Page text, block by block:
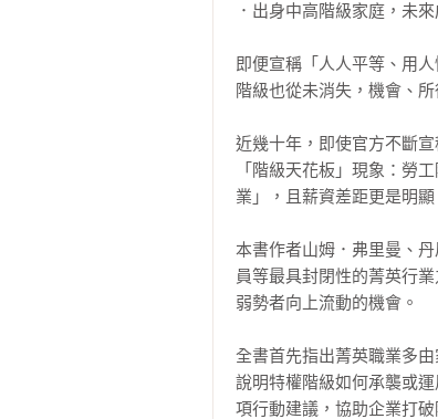
．出身中高階級家庭，未
即便宣稱「人人平等、用
階級也從未消失，機會、
近幾十年，即使官方不斷
「階級天花板」現象：勞
業」，且薪資差距更是明顯
本書作者山姆．弗里曼、
員等最具封閉性的菁英行
弱勢者向上流動的機會。
全書首先指出菁英職業多
說明特權階級如何承襲或
項行動建議，協助企業打